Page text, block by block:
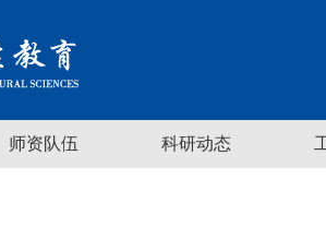
师资队伍 科研动态